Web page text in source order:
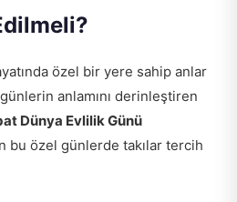
özel bir yere sahip anlar
anlamını derinleştiren
Dünya Evlilik Günü
bu özel günlerde takılar tercih